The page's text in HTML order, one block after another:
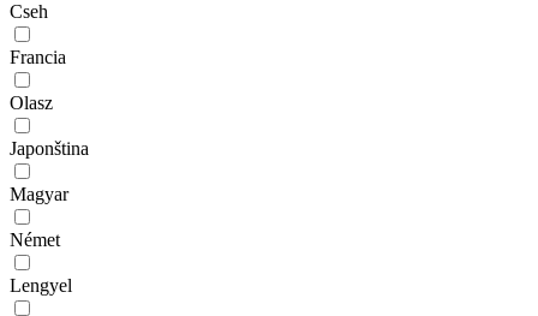
Cseh
Francia
Olasz
Japonština
Magyar
Német
Lengyel